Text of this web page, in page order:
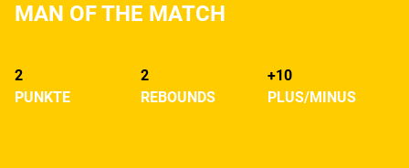
MAN OF THE MATCH
2
PUNKTE
2
REBOUNDS
+10
PLUS/MINUS